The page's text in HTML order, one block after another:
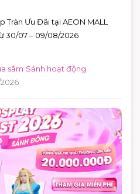
Tràn Ưu Đãi tại AEON MALL
30/07 – 09/08/2026
sắm Sảnh hoạt động